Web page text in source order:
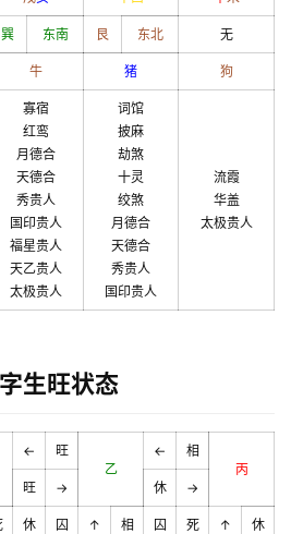
巽 东南 艮 东北 无
牛 猪 狗
寡宿
红鸾
月德合
天德合
秀贵人
国印贵人
福星贵人
天乙贵人
太极贵人
词馆
披麻
劫煞
十灵
绞煞
月德合
天德合
秀贵人
国印贵人
流霞
华盖
太极贵人
生旺状态
←
旺
乙
←
相
丙
旺 → 休 →
休 囚 ↑ 相 囚 死 ↑ 休